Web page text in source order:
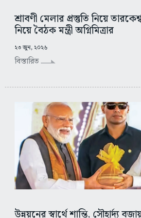
শ্রাবণী মেলার প্রস্তুতি নিয়ে
নিয়ে বৈঠক মন্ত্রী অগ্নিমিত্রার
২৩ জুন, ২০২৬
বিস্তারিত
উন্নয়নের স্বার্থে শান্তি, সৌহার্দ্য